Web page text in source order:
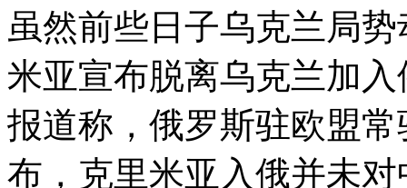
虽然前些日子乌克兰局
米亚宣布脱离乌克兰加
报道称，俄罗斯驻欧盟
布，克里米亚入俄并未